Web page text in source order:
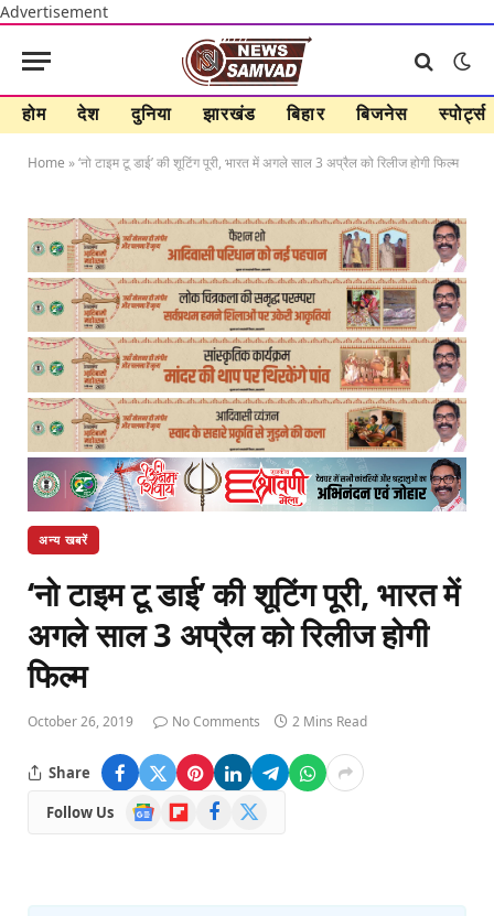
Advertisement
होम देश दुनिया झारखंड बिहार बिजनेस स्पोर्ट्स
Home »‘नो टाइम टू डाई’ की शूटिंग पूरी, भारत में अगले साल 3 अप्रैल को रिलीज होगी फिल्म
अन्य खबरें
‘नो टाइम टू डाई’ की शूटिंग पूरी, भारत में
अगले साल 3 अप्रैल को रिलीज होगी
फिल्म
October 26, 2019 No Comments 2 Mins Read
Share
Follow Us
Google
News
FlipboardFacebook